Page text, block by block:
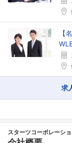
【
求
スターツコーポレーシ